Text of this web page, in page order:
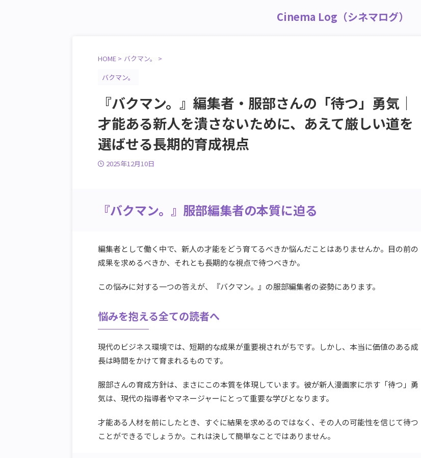
Cinema Log（シネマログ）
HOME > バクマン。
>
バクマン。
『バクマン。』編集者・服部さんの「待つ」勇気｜
才能ある新人を潰さないために、あえて厳しい道を
選ばせる長期的育成視点
2025年12月10日
『バクマン。』服部編集者の本質に迫る
編集者として働く中で、新人の才能をどう育てるべきか悩んだことはありませんか。目の前の
成果を求めるべきか、それとも長期的な視点で待つべきか。
この悩みに対する一つの答えが、『バクマン。』の服部編集者の姿勢にあります。
悩みを抱える全ての読者へ
現代のビジネス環境では、短期的な成果が重要視されがちです。しかし、本当に価値のある成
長は時間をかけて育まれるものです。
服部さんの育成方針は、まさにこの本質を体現しています。彼が新人漫画家に示す「待つ」勇
気は、現代の指導者やマネージャーにとって重要な学びとなります。
才能ある人材を前にしたとき、すぐに結果を求めるのではなく、その人の可能性を信じて待つ
ことができるでしょうか。これは決して簡単なことではありません。